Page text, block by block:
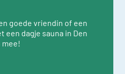
goede vriendin of een
een dagje sauna in Den
mee!